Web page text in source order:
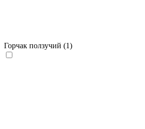
Горчак ползучий (1)